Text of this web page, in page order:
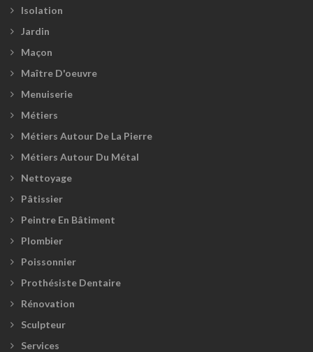
Isolation
Jardin
Maçon
Maître D'oeuvre
Menuiserie
Métiers
Métiers Autour De La Pierre
Métiers Autour Du Métal
Nettoyage
Pâtissier
Peintre En Bâtiment
Plombier
Poissonnier
Prothésiste Dentaire
Rénovation
Sculpteur
Services